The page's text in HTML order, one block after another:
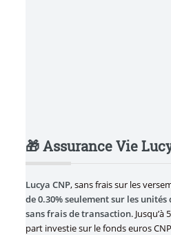
🎁 Assurance Vie
Lucya CNP, sans frais sur les
de 0.30% seulement sur les unités
sans frais de transaction.
part investie sur le fonds euros